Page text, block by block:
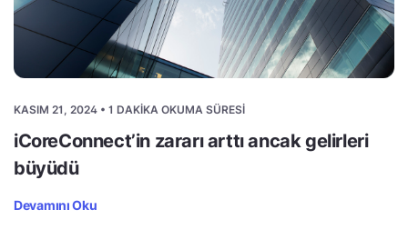
KASIM 21, 2024 • 1 DAKIKA OKUMA SÜRESI
iCoreConnect’in zararı arttı ancak gelirleri
büyüdü
Devamını Oku